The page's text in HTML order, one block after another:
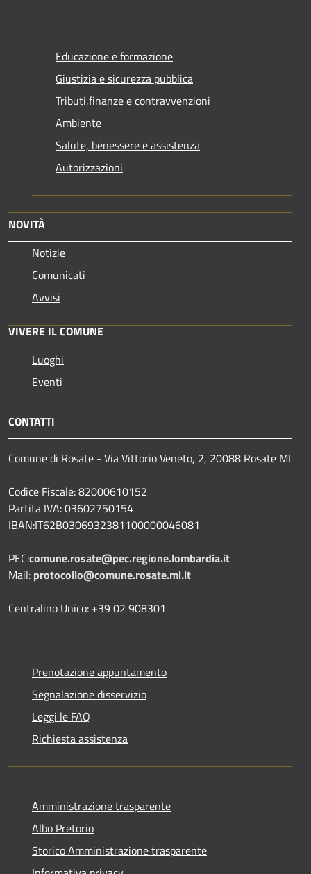
Educazione e formazione
Giustizia e sicurezza pubblica
Tributi,finanze e contravvenzioni
Ambiente
Salute, benessere e assistenza
Autorizzazioni
NOVITÀ
Notizie
Comunicati
Avvisi
VIVERE IL COMUNE
Luoghi
Eventi
CONTATTI
Comune di Rosate - Via Vittorio Veneto, 2, 20088 Rosate MI
Codice Fiscale: 82000610152
Partita IVA: 03602750154
IBAN:IT62B0306932381100000046081
PEC:comune.rosate@pec.regione.lombardia.it
Mail: protocollo@comune.rosate.mi.it
Centralino Unico: +39 02 908301
Prenotazione appuntamento
Segnalazione disservizio
Leggi le FAQ
Richiesta assistenza
Amministrazione trasparente
Albo Pretorio
Storico Amministrazione trasparente